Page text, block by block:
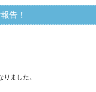
告！
ました。